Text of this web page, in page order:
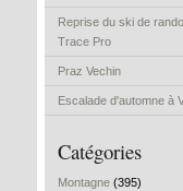
Reprise du ski de
Trace Pro
Praz Vechin
Escalade d'automne à
Catégories
Montagne (395)